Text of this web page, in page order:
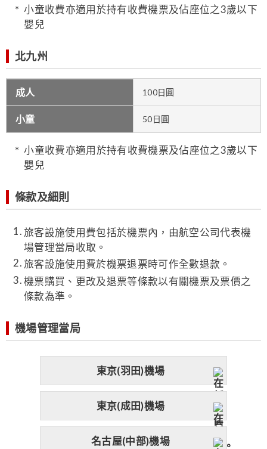
小童收費亦適用於持有收費機票及佔座位之3歲以下
嬰兒
北九州
成人 100日圓
小童 50日圓
小童收費亦適用於持有收費機票及佔座位之3歲以下
嬰兒
條款及細則
旅客設施使用費包括於機票內，由航空公司代表機
場管理當局收取。
旅客設施使用費於機票退票時可作全數退款。
機票購買、更改及退票等條款以有關機票及票價之
條款為準。
機場管理當局
東京(羽田)機場
東京(成田)機場
名古屋(中部)機場